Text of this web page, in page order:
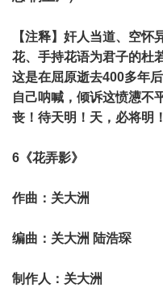
【注释】奸人当道、空
花、手持花语为君子的杜
这是在屈原逝去400多年
自己呐喊，倾诉这愤懑不
丧！待天明！天，必将明！
6《花弄影》
作曲：关大洲
编曲：关大洲 陆浩琛
制作人：关大洲